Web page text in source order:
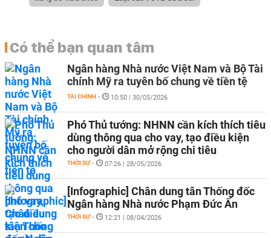
Có thể bạn quan tâm
Ngân hàng Nhà nước Việt Nam và Bộ Tài
chính Mỹ ra tuyên bố chung về tiền tệ
TÀI CHÍNH - 10:50 | 30/05/2026
Phó Thủ tướng: NHNN cần kích thích tiêu
dùng thông qua cho vay, tạo điều kiện
cho người dân mở rộng chi tiêu
THỜI SỰ - 07:26 | 28/05/2026
[Infographic] Chân dung tân Thống đốc
Ngân hàng Nhà nước Phạm Đức Ấn
THỜI SỰ - 12:21 | 08/04/2026